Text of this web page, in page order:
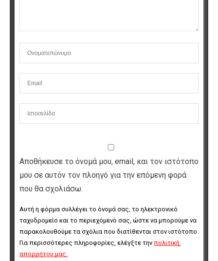
Αποθήκευσε το όνομά μου, email, και τον ιστότοπο
μου σε αυτόν τον πλοηγό για την επόμενη φορά
που θα σχολιάσω.
Αυτή η φόρμα συλλέγει το όνομά σας, το ηλεκτρονικό
ταχυδρομείο και το περιεχόμενό σας, ώστε να μπορούμε να
παρακολουθούμε τα σχόλια που διατίθενται στον ιστότοπο.
Για περισσότερες πληροφορίες, ελέγξτε την πολιτική
απορρήτου μας.